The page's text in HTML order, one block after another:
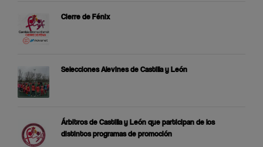
Cierre de Fénix
Selecciones Alevines de Castilla y León
Árbitros de Castilla y León que participan de los
distintos programas de promoción